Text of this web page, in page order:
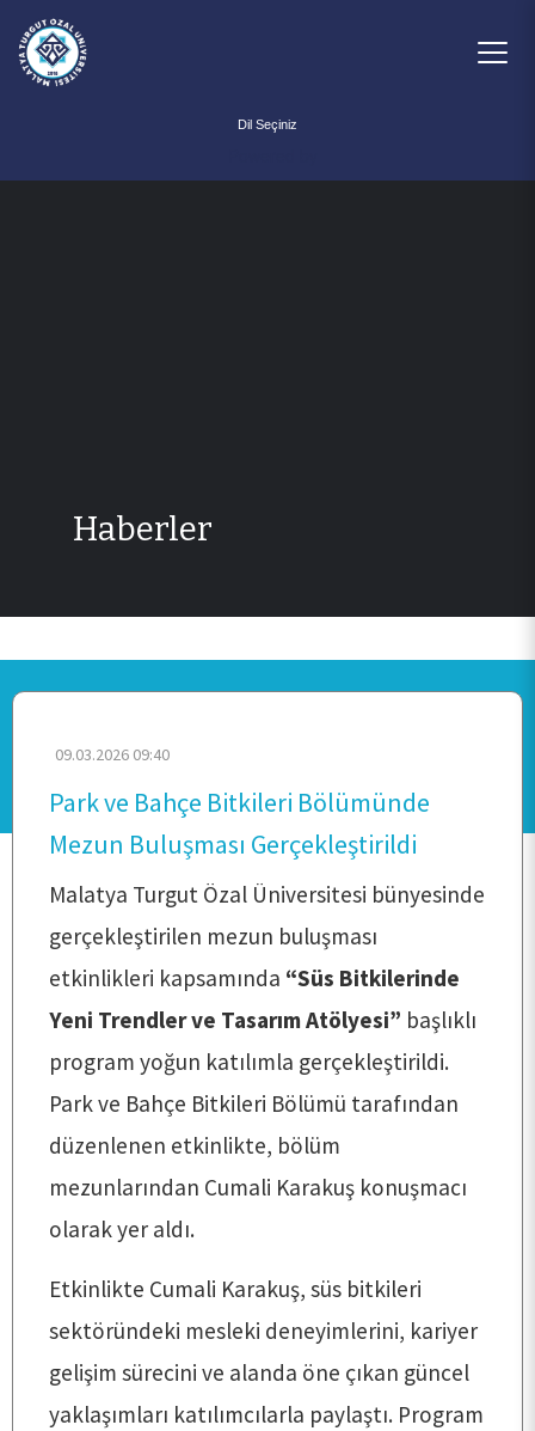
ANASAYFA
KURUMSAL
BÖLÜMLERİMİZ
Haberler
09.03.2026 09:40
Park ve Bahçe Bitkileri Bölümünde
Mezun Buluşması Gerçekleştirildi
Malatya Turgut Özal Üniversitesi bünyesinde
gerçekleştirilen mezun buluşması
etkinlikleri kapsamında “Süs Bitkilerinde
Yeni Trendler ve Tasarım Atölyesi” başlıklı
program yoğun katılımla gerçekleştirildi.
Park ve Bahçe Bitkileri Bölümü tarafından
düzenlenen etkinlikte, bölüm
mezunlarından Cumali Karakuş konuşmacı
olarak yer aldı.
Etkinlikte Cumali Karakuş, süs bitkileri
sektöründeki mesleki deneyimlerini, kariyer
gelişim sürecini ve alanda öne çıkan güncel
yaklaşımları katılımcılarla paylaştı. Program